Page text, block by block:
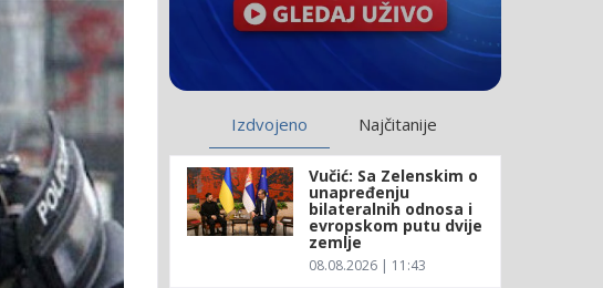
Izdvojeno Najčitanije
Vučić: Sa Zelenskim o
unapređenju
bilateralnih odnosa i
evropskom putu dvije
zemlje
08.08.2026 | 11:43